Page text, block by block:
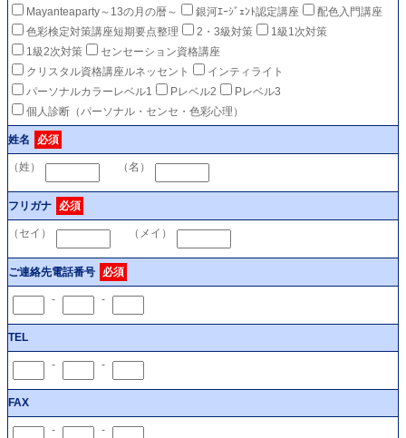
Mayanteaparty～13の月の暦～
銀河ｴｰｼﾞｪﾝﾄ認定講座
配色入門講座
色彩検定対策講座短期要点整理
2・3級対策
1級1次対策
1級2次対策
センセーション資格講座
クリスタル資格講座ルネッセント
インティライト
パーソナルカラーレベル1
Pレベル2
Pレベル3
個人診断（パーソナル・センセ・色彩心理）
姓名 必須
（姓） （名）
フリガナ 必須
（セイ） （メイ）
ご連絡先電話番号 必須
- -
TEL
- -
FAX
- -